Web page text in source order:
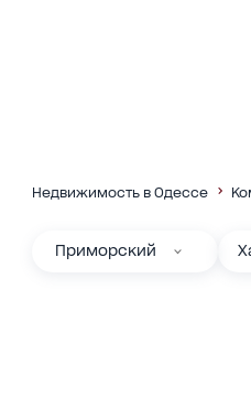
Недвижимость в Одессе
Приморский